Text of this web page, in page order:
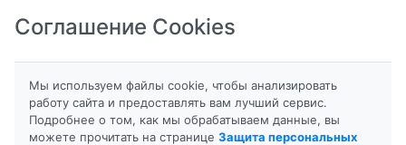
8-800-201-50-81 |8 (4712) 58-80-80
Соглашение Cookies
Мы используем файлы cookie, чтобы анализировать
работу сайта и предоставлять вам лучший сервис.
Подробнее о том, как мы обрабатываем данные, вы
можете прочитать на странице Защита персональных
Главная Поиск лекарств Аптека "Таблеточка"